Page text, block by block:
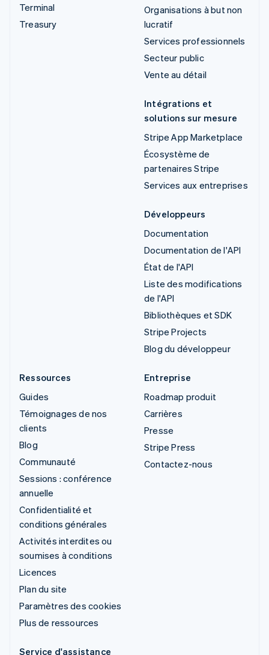
Terminal
Treasury
Organisations à but non
lucratif
Services professionnels
Secteur public
Vente au détail
Intégrations et
solutions sur mesure
Stripe App Marketplace
Écosystème de
partenaires Stripe
Services aux entreprises
Développeurs
Documentation
Documentation de l'API
État de l'API
Liste des modifications
de l'API
Bibliothèques et SDK
Stripe Projects
Blog du développeur
Ressources
Guides
Témoignages de nos
clients
Blog
Communauté
Sessions : conférence
annuelle
Confidentialité et
conditions générales
Activités interdites ou
soumises à conditions
Licences
Plan du site
Paramètres des cookies
Plus de ressources
Entreprise
Roadmap produit
Carrières
Presse
Stripe Press
Contactez-nous
Service d'assistance